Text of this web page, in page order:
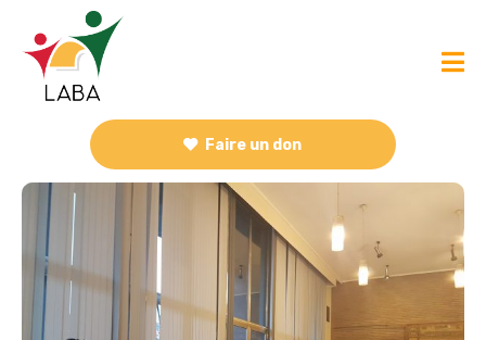
Faire un don